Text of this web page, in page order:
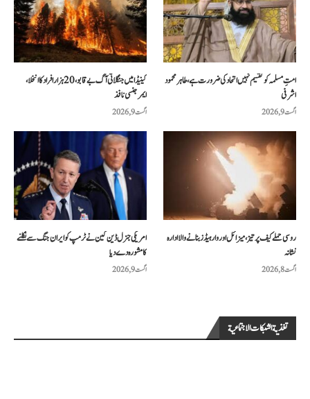
کینیڈا میں جنگلاتی آگ بے قابو، 20 ہزار افراد کا انخلا،
ایمرجنسی نافذ
اگست 9, 2026
امتِ مسلمہ کو تقسیم نہیں اتحاد کی ضرورت ہے، طاہر محمود
اشرفی
اگست 9, 2026
امریکی جنرل ڈین کین نے ٹرمپ کو ایران جنگ سے نکلنے
کا مشورہ دے دیا
اگست 9, 2026
روسی حملے کیف پر تیز، میزائل اور وار ہیڈز بنانے والا ادارہ
نشانہ
اگست 8, 2026
تغذية الشبكات الاجتماعية